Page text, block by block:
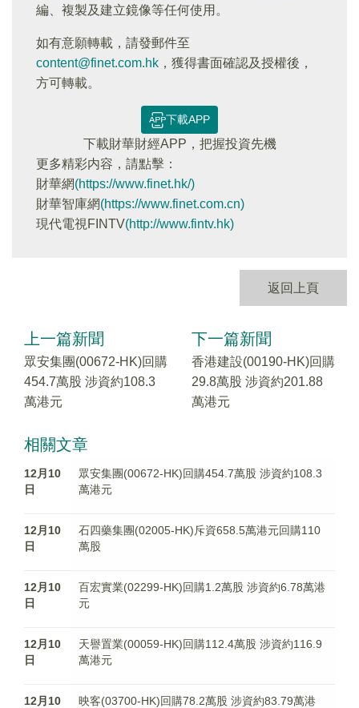
編、複製及建立鏡像等任何使用。
如有意願轉載，請發郵件至
content@finet.com.hk ，獲得書面確認及授權後，
方可轉載。
下載APP
下載財華財經APP，把握投資先機
更多精彩内容，請點擊：
財華網(https://www.finet.hk/)
財華智庫網(https://www.finet.com.cn)
現代電視FINTV(http://www.fintv.hk)
返回上頁
上一篇新聞
眾安集團(00672-HK)回購
454.7萬股 涉資約108.3
萬港元
下一篇新聞
香港建設(00190-HK)回購
29.8萬股 涉資約201.88
萬港元
相關文章
12月10
日
眾安集團(00672-HK)回購454.7萬股 涉資約108.3
萬港元
12月10
日
石四藥集團(02005-HK)斥資658.5萬港元回購110
萬股
12月10
日
百宏實業(02299-HK)回購1.2萬股 涉資約6.78萬港
元
12月10
日
天譽置業(00059-HK)回購112.4萬股 涉資約116.9
萬港元
12月10
映客(03700-HK)回購78.2萬股 涉資約83.79萬港